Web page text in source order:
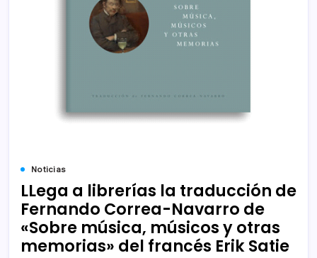
Noticias
LLega a librerías la traducción de
Fernando Correa-Navarro de
«Sobre música, músicos y otras
memorias» del francés Erik Satie